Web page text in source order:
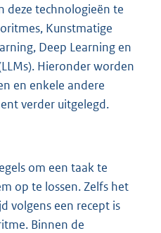
deze technologieën te
Kunstmatige
Deep Learning en
Hieronder worden
en enkele andere
verder uitgelegd.
om een taak te
op te lossen. Zelfs het
volgens een recept is
Binnen de